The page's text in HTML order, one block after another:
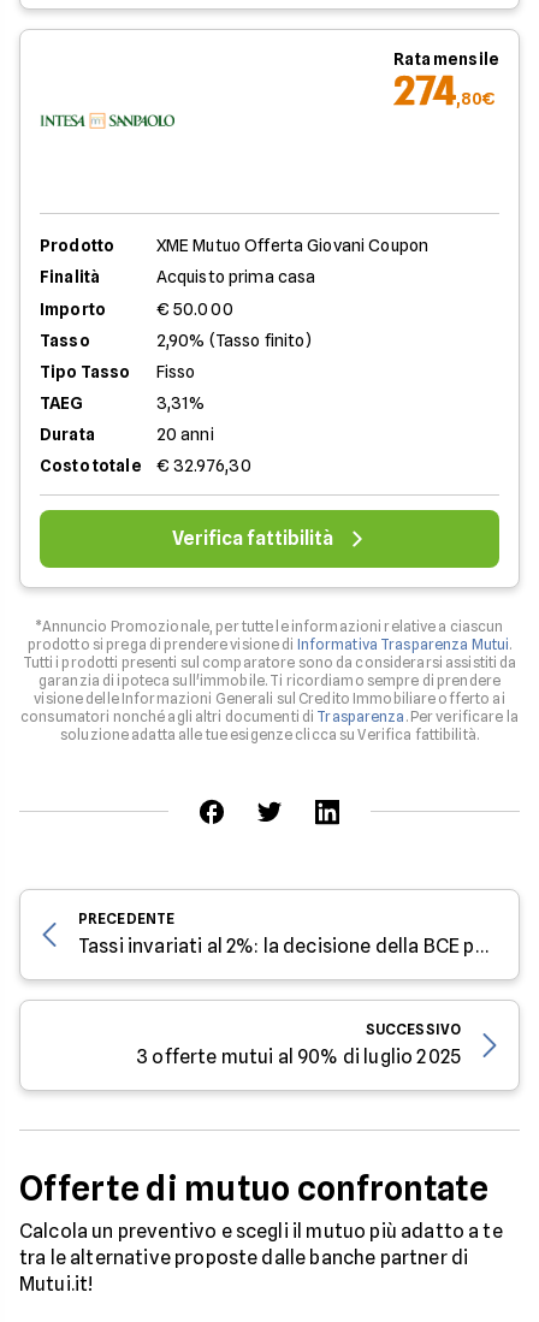
Rata mensile
274,80€
Prodotto
XME Mutuo Offerta Giovani Coupon
Finalità
Acquisto prima casa
Importo
€ 50.000
Tasso
2,90% (Tasso finito)
Tipo Tasso
Fisso
TAEG
3,31%
Durata
20 anni
Costo totale
€ 32.976,30
Verifica fattibilità
*Annuncio Promozionale, per tutte le informazioni relative a ciascun
prodotto si prega di prendere visione di Informativa Trasparenza Mutui.
Tutti i prodotti presenti sul comparatore sono da considerarsi assistiti da
garanzia di ipoteca sull'immobile. Ti ricordiamo sempre di prendere
visione delle Informazioni Generali sul Credito Immobiliare offerto ai
consumatori nonché agli altri documenti di Trasparenza . Per verificare la
soluzione adatta alle tue esigenze clicca su Verifica fattibilità.
PRECEDENTE
Tassi invariati al 2%: la decisione della BCE per luglio
SUCCESSIVO
3 offerte mutui al 90% di luglio 2025
Offerte di mutuo confrontate
Calcola un preventivo e scegli il mutuo più adatto a te
tra le alternative proposte dalle banche partner di
Mutui.it!